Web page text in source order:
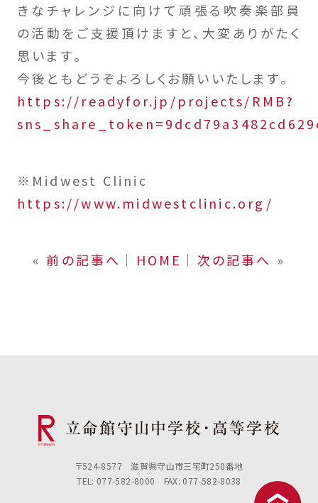
きなチャレンジに向けて頑張る吹奏楽部員
の活動をご支援頂けますと、大変ありがたく
思います。
今後ともどうぞよろしくお願いいたします。
https://readyfor.jp/projects/RMB?
※Midwest Clinic
https://www.midwestclinic.org/
« 前の記事へ │ HOME │ 次の記事へ »
〒524-8577 滋賀県守山市三宅町250番地
TEL: 077-582-8000 FAX: 077-582-8038